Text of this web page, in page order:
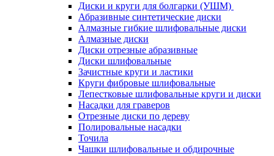
Диски и круги для болгарки (УШМ)
Абразивные синтетические диски
Алмазные гибкие шлифовальные диски
Алмазные диски
Диски отрезные абразивные
Диски шлифовальные
Зачистные круги и ластики
Круги фибровые шлифовальные
Лепестковые шлифовальные круги и диски
Насадки для граверов
Отрезные диски по дереву
Полировальные насадки
Точила
Чашки шлифовальные и обдирочные